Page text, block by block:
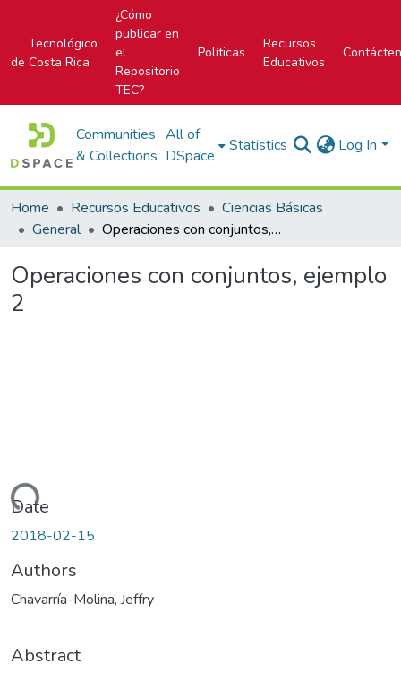
Tecnológico
de Costa Rica
¿Cómo
publicar en
el
Repositorio
TEC?
Políticas
Recursos
Educativos
Communities
& Collections
All of
DSpace
Statistics Log In
Home Recursos Educativos
Ciencias Básicas
General
Operaciones con conjuntos, ejemplo 2
Operaciones con conjuntos, ejemplo
2
Date
2018-02-15
Authors
Chavarría-Molina, Jeffry
Abstract